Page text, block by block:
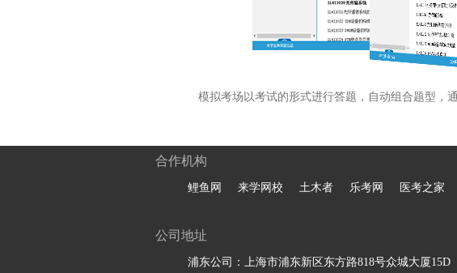
模拟考场以考试的形式进行答题，自动组合题型，
合作机构
鲤鱼网 来学网校 土木者 乐考网 医考之家
公司地址
浦东公司：上海市浦东新区东方路818号众城大厦15D